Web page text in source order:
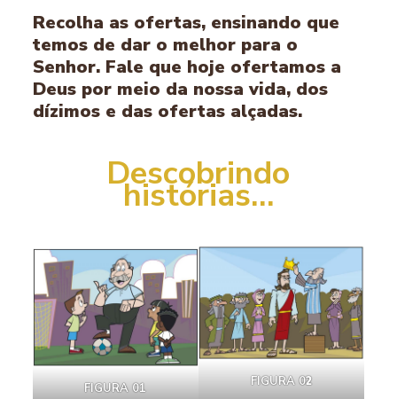
Recolha as ofertas, ensinando que
temos de dar o melhor para o
Senhor. Fale que hoje ofertamos a
Deus por meio da nossa vida, dos
dízimos e das ofertas alçadas.
Descobrindo
histórias…
FIGURA 01 FIGURA 02